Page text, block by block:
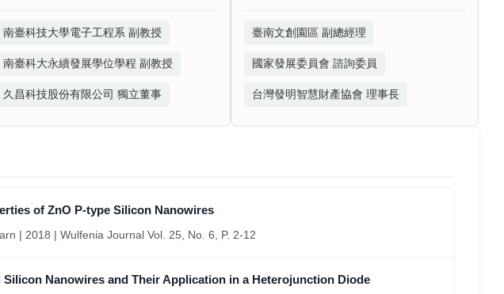
南臺科技大學電子工程系 副教授
南臺科大永續發展學位學程 副教授
久昌科技股份有限公司 獨立董事
臺南文創園區 副總經理
國家發展委員會 諮詢委員
台灣發明智慧財產協會 理事長
of ZnO P-type Silicon Nanowires
| 2018 | Wulfenia Journal Vol. 25, No. 6, P. 2-12
Nanowires and Their Application in a Heterojunction Diode